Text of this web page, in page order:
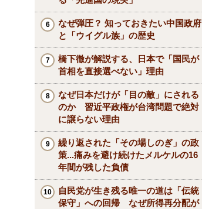
なぜ弾圧？ 知っておきたい中国政府
と「ウイグル族」の歴史
橋下徹が解説する、日本で「国民が
首相を直接選べない」理由
なぜ日本だけが「目の敵」にされる
のか 習近平政権が台湾問題で絶対
に譲らない理由
繰り返された「その場しのぎ」の政
策...痛みを避け続けたメルケルの16
年間が残した負債
自民党が生き残る唯一の道は「伝統
保守」への回帰 なぜ所得再分配が